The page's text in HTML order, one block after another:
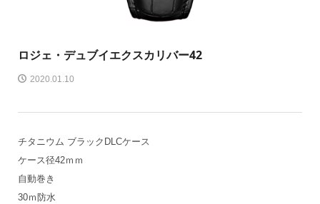
ロジェ・デュブイエクスカリバー42
2020.01.10
チタニウム ブラックDLCケース
ケース径42ｍｍ
自動巻き
30ｍ防水